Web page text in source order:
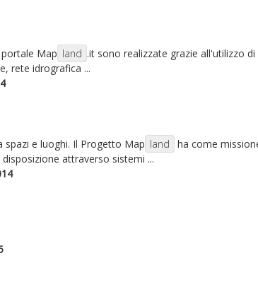
Map land .it sono realizzate grazie all'utilizzo
rete idrografica ...
spazi e luoghi. Il Progetto Map land
ha come
attraverso sistemi ...